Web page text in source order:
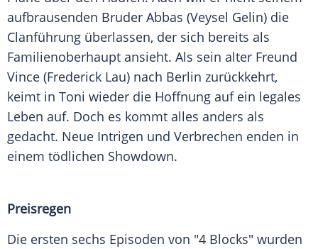
aufbrausenden Bruder Abbas (Veysel Gelin) die
Clanführung überlassen, der sich bereits als
Familienoberhaupt ansieht. Als sein alter Freund
Vince (Frederick Lau) nach Berlin zurückkehrt,
keimt in Toni wieder die Hoffnung auf ein legales
Leben auf. Doch es kommt alles anders als
gedacht. Neue Intrigen und Verbrechen enden in
einem tödlichen Showdown.
Preisregen
Die ersten sechs Episoden von "4 Blocks" wurden